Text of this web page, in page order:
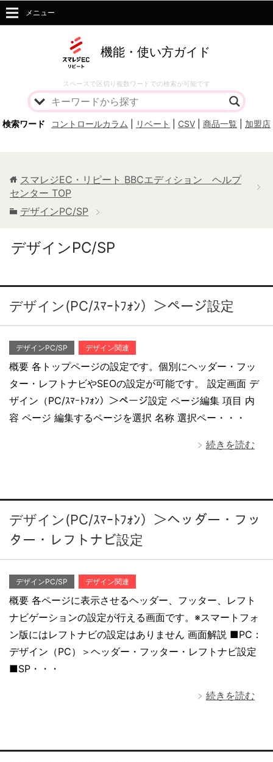
機能・使い方ガイド
スペースで区切り複数ワードでの検索が可能です
検索ワード コントロールカラム リベート CSV 商品一覧 加盟店
メニュー
スマレジEC・リピート BBCエディション ヘルプ
センター TOP
デザインPC/SP
デザインPC/SP
デザイン(PC/ｽﾏｰﾄﾌｫﾝ）＞ページ設定
デザインPC/SP デザイン関連
概要 各トップページの設定です。個別にヘッダー・フッ
ター・レフトナビやSEOの設定が可能です。 設定画面 デ
ザイン（PC/ｽﾏｰﾄﾌｫﾝ）＞ページ設定 ページ編集 項目 内
容 ページ 編集するページを選択 名称 選択ペー・・・
続きを読む
デザイン(PC/ｽﾏｰﾄﾌｫﾝ）＞ヘッダー・フッ
ター・レフトナビ設定
デザインPC/SP デザイン関連
概要 各ページに表示させるヘッダー、フッター、レフト
ナビゲーションの設定が行える画面です。※スマートフォ
ン版にはレフトナビの設定はありません 画面解説 ■PC：
デザイン（PC）＞ヘッダー・フッター・レフトナビ設定
■SP・・・
続きを読む